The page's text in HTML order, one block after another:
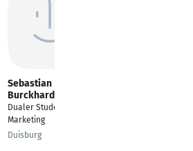
Sebastian
Burckhardt
Dualer Student
Marketing
Duisburg